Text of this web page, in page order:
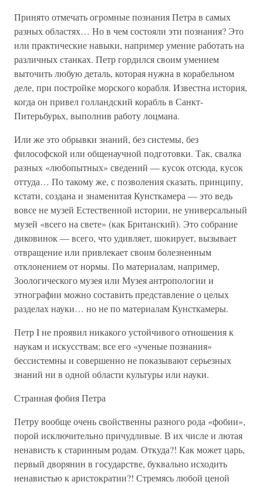
Принято отмечать огромные познания Петра в самых
разных областях… Но в чем состояли эти познания? Это
или практические навыки, например умение работать на
различных станках. Петр гордился своим умением
выточить любую деталь, которая нужна в корабельном
деле, при постройке морского корабля. Известна история,
когда он привел голландский корабль в Санкт-
Питерьбурьх, выполнив работу лоцмана.
Или же это обрывки знаний, без системы, без
философской или общенаучной подготовки. Так, свалка
разных «любопытных» сведений — кусок отсюда, кусок
оттуда… По такому же, с позволения сказать, принципу,
кстати, создана и знаменитая Кунсткамера — это ведь
вовсе не музей Естественной истории, не универсальный
музей «всего на свете» (как Британский). Это собрание
диковинок — всего, что удивляет, шокирует, вызывает
отвращение или привлекает своим болезненным
отклонением от нормы. По материалам, например,
Зоологического музея или Музея антропологии и
этнографии можно составить представление о целых
разделах науки… но не по материалам Кунсткамеры.
Петр I не проявил никакого устойчивого отношения к
наукам и искусствам; все его «ученые познания»
бессистемны и совершенно не показывают серьезных
знаний ни в одной области культуры или науки.
Странная фобия Петра
Петру вообще очень свойственны разного рода «фобии»,
порой исключительно причудливые. В их числе и лютая
ненависть к старинным родам. Откуда?! Как может царь,
первый дворянин в государстве, буквально исходить
ненавистью к аристократии?! Стремясь любой ценой